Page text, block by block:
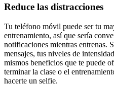
Reduce las distracciones
Tu teléfono móvil puede ser tu
entrenamiento, así que sería
notificaciones mientras entrenas.
mensajes, tus niveles de
mismos beneficios que te puede
terminar la clase o el
hacerte un selfie.